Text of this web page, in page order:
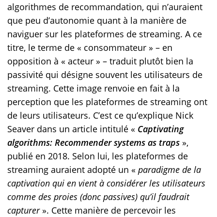
algorithmes de recommandation, qui n’auraient
que peu d’autonomie quant à la manière de
naviguer sur les plateformes de streaming. A ce
titre, le terme de « consommateur » – en
opposition à « acteur » – traduit plutôt bien la
passivité qui désigne souvent les utilisateurs de
streaming. Cette image renvoie en fait à la
perception que les plateformes de streaming ont
de leurs utilisateurs. C’est ce qu’explique Nick
Seaver dans un article intitulé « Captivating
algorithms: Recommender systems as traps »,
publié en 2018. Selon lui, les plateformes de
streaming auraient adopté un « paradigme de la
captivation qui en vient à considérer les utilisateurs
comme des proies (donc passives) qu’il faudrait
capturer». Cette manière de percevoir les